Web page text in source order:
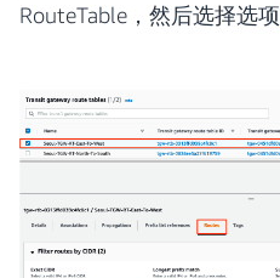
RouteTable，然后选择选项